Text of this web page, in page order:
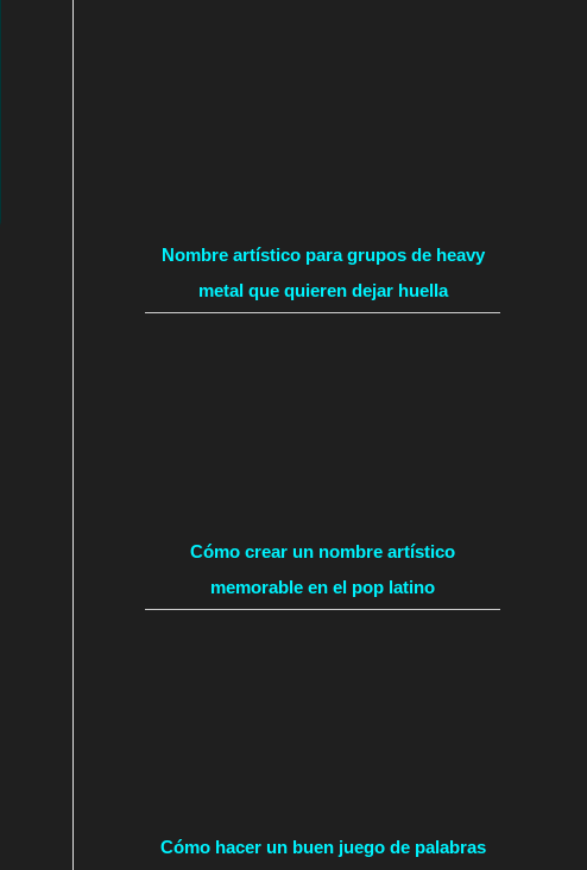
Nombre artístico para grupos de heavy
metal que quieren dejar huella
Cómo crear un nombre artístico
memorable en el pop latino
Cómo hacer un buen juego de palabras